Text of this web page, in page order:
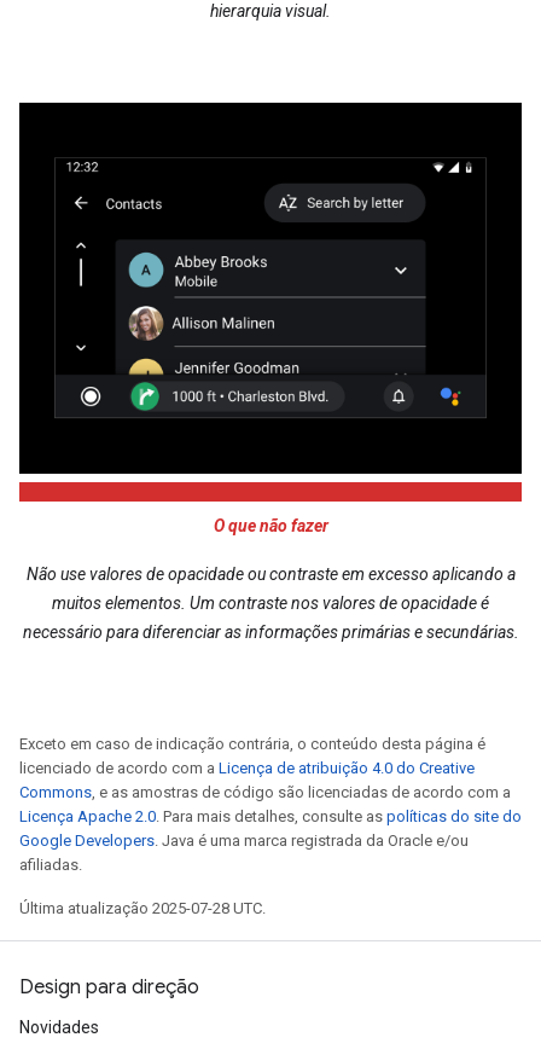
hierarquia visual.
O que não fazer
Não use valores de opacidade ou contraste em excesso aplicando a
muitos elementos. Um contraste nos valores de opacidade é
necessário para diferenciar as informações primárias e secundárias.
Exceto em caso de indicação contrária, o conteúdo desta página é
licenciado de acordo com a Licença de atribuição 4.0 do Creative
Commons, e as amostras de código são licenciadas de acordo com a
Licença Apache 2.0. Para mais detalhes, consulte as políticas do site do
Google Developers. Java é uma marca registrada da Oracle e/ou
afiliadas.
Última atualização 2025-07-28 UTC.
Design para direção
Novidades